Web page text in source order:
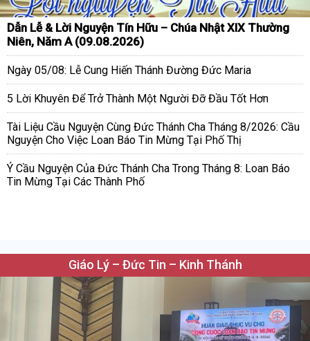
Dẫn Lễ & Lời Nguyện Tín Hữu – Chúa Nhật XIX Thường
Niên, Năm A (09.08.2026)
Ngày 05/08: Lễ Cung Hiến Thánh Đường Đức Maria
5 Lời Khuyên Để Trở Thành Một Người Đỡ Đầu Tốt Hơn
Tài Liệu Cầu Nguyện Cùng Đức Thánh Cha Tháng 8/2026: Cầu
Nguyện Cho Việc Loan Báo Tin Mừng Tại Phố Thị
Ý Cầu Nguyện Của Đức Thánh Cha Trong Tháng 8: Loan Báo
Tin Mừng Tại Các Thành Phố
Giáo Lý – Đức Tin – Kinh Thánh